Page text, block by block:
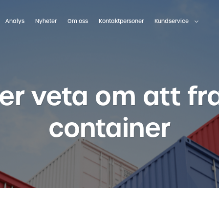
Analys Nyheter Om oss Kontaktpersoner Kundservice
veta om att
container